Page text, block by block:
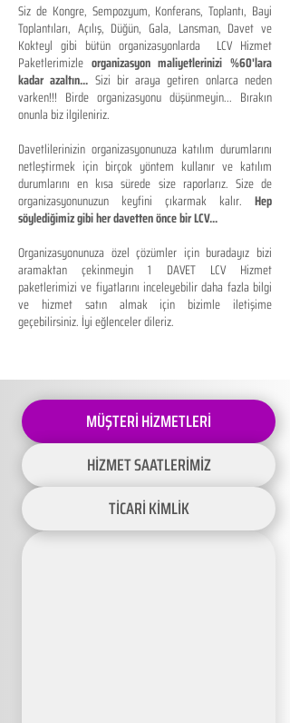
Siz de Kongre, Sempozyum, Konferans, Toplantı, Bayi
Toplantıları, Açılış, Düğün, Gala, Lansman, Davet ve
Kokteyl gibi bütün organizasyonlarda LCV Hizmet
Paketlerimizle organizasyon maliyetlerinizi %60'lara
kadar azaltın... Sizi bir araya getiren onlarca neden
varken!!! Birde organizasyonu düşünmeyin... Bırakın
onunla biz ilgileniriz.
Davetlilerinizin organizasyonunuza katılım durumlarını
netleştirmek için birçok yöntem kullanır ve katılım
durumlarını en kısa sürede size raporlarız. Size de
organizasyonunuzun keyfini çıkarmak kalır. Hep
söylediğimiz gibi her davetten önce bir LCV...
Organizasyonunuza özel çözümler için buradayız bizi
aramaktan çekinmeyin 1 DAVET LCV Hizmet
paketlerimizi ve fiyatlarını inceleyebilir daha fazla bilgi
ve hizmet satın almak için bizimle iletişime
geçebilirsiniz. İyi eğlenceler dileriz.
MÜŞTERİ HİZMETLERİ
HİZMET SAATLERİMİZ
TİCARİ KİMLİK